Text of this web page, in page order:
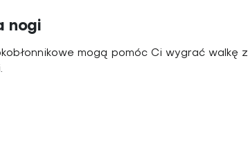
nogi
mogą pomóc Ci wygrać walkę z